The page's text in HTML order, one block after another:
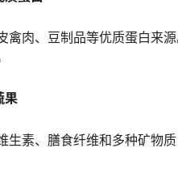
禽肉、豆制品等优质蛋白来
果
生素、膳食纤维和多种矿物